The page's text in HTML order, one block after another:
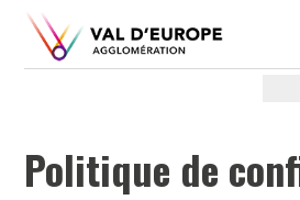
Politique de